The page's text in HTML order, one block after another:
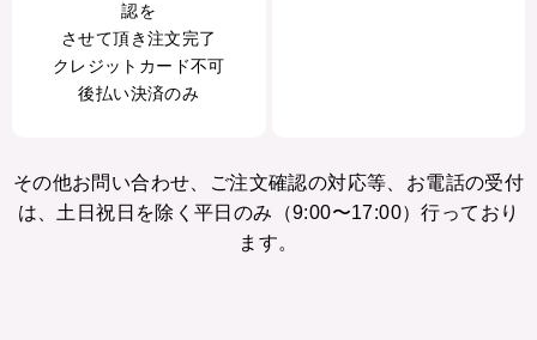
認を
させて頂き注文完了
クレジットカード不可
後払い決済のみ
その他お問い合わせ、ご注文確認の対応等、お電話の受付
は、土日祝日を除く平日のみ（9:00〜17:00）行っており
ます。